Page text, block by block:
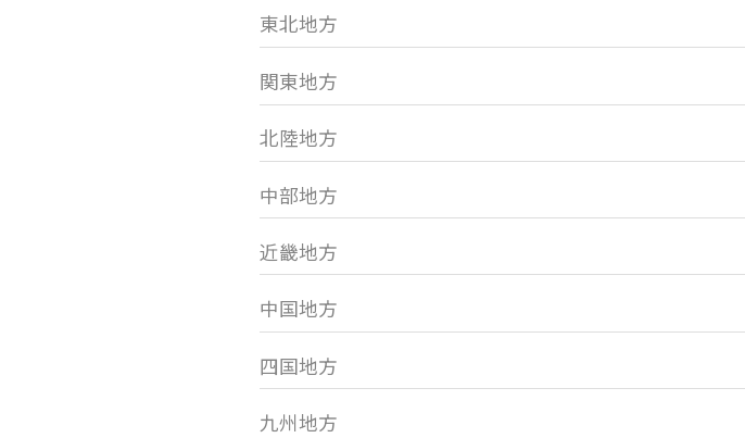
東北地方
関東地方
北陸地方
中部地方
近畿地方
中国地方
四国地方
九州地方